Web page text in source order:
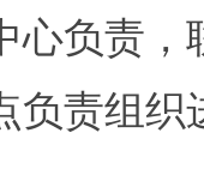
心负责，
负责组织